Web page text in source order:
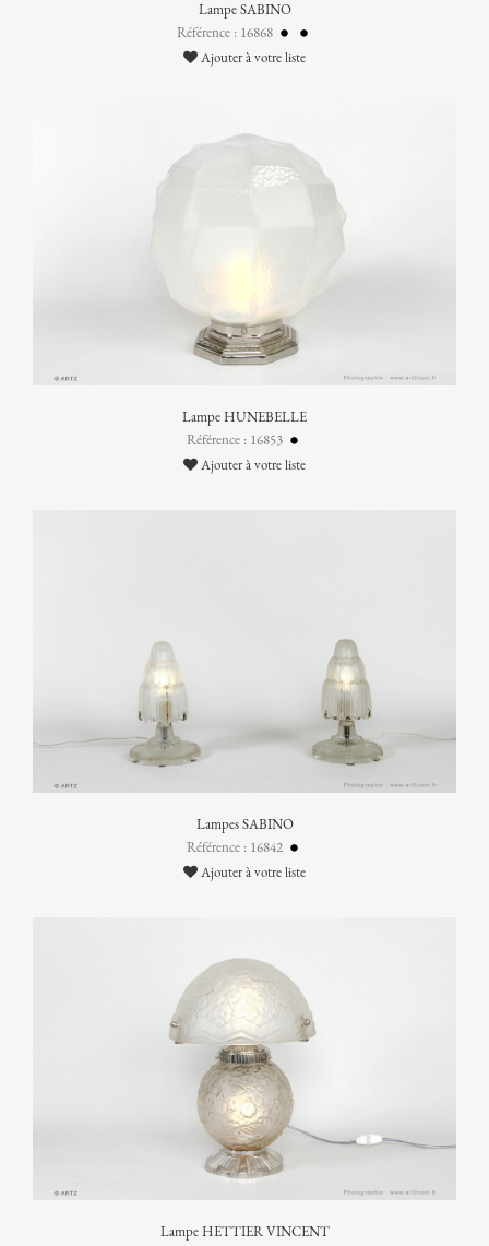
Lampe SABINO
Référence : 16868
Ajouter à votre liste
Lampe HUNEBELLE
Référence : 16853
Ajouter à votre liste
Lampes SABINO
Référence : 16842
Ajouter à votre liste
Lampe HETTIER VINCENT